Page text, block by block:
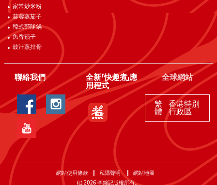
家常炒米粉
蒜蓉蒸茄子
韓式部隊鍋
魚香茄子
豉汁蒸排骨
聯絡我們
全新「快趣煮」應
用程式
全球網站
繁
體
香港特別
行政區
網站使用條款 私隱聲明
網站地圖
(c) 2026 李錦記版權所有。